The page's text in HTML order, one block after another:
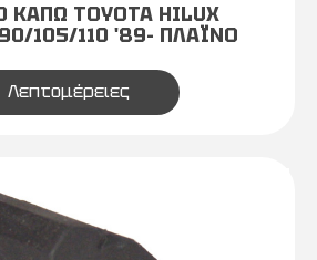
ΚΑΠΩ TOYOTA HILUX
105/110 '89- ΠΛΑΪΝΟ
Λεπτομέρειες